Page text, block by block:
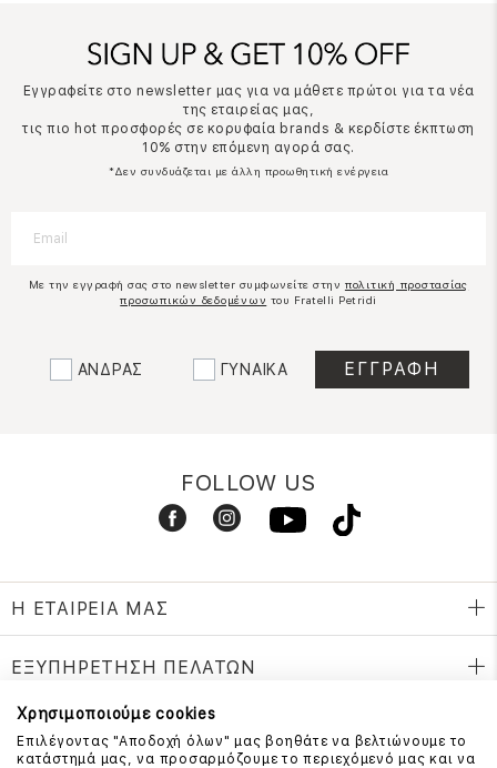
Εγγραφείτε στο newsletter μας για να μάθετε πρώτοι για τα νέα
της εταιρείας μας,
τις πιο hot προσφορές σε κορυφαία brands & κερδίστε έκπτωση
10% στην επόμενη αγορά σας.
*Δεν συνδυάζεται με άλλη προωθητική ενέργεια
Με την εγγραφή σας στο newsletter συμφωνείτε στην πολιτική προστασίας
προσωπικών δεδομένων του Fratelli Petridi
ΑΝΔΡΑΣ ΓΥΝΑΙΚΑ
FOLLOW US
Η ΕΤΑΙΡΕΙΑ ΜΑΣ
ΕΞΥΠΗΡΕΤΗΣΗ ΠΕΛΑΤΩΝ
ΕΠΙΚΟΙΝΩΝΗΣΤΕ ΜΑΖΙ ΜΑΣ
Χρησιμοποιούμε cookies
Επιλέγοντας "Αποδοχή όλων" μας βοηθάτε να βελτιώνουμε το
κατάστημά μας, να προσαρμόζουμε το περιεχόμενό μας και να